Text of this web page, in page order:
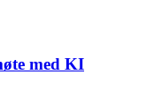
med KI